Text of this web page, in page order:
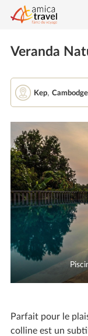
Veranda
Kep, Cambodge
Parfait pour le
colline est un